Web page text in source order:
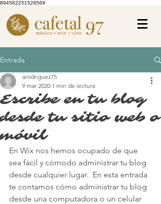
894562251528569
Entrada
Escribe en tu blog
desde tu sitio web o
móvil
arodriguez75
9 mar 2020 1 min de lectura
En Wix nos hemos ocupado de que
sea fácil y cómodo administrar tu blog
desde cualquier lugar.  En esta entrada
te contamos cómo administrar tu blog
desde una computadora o un celular